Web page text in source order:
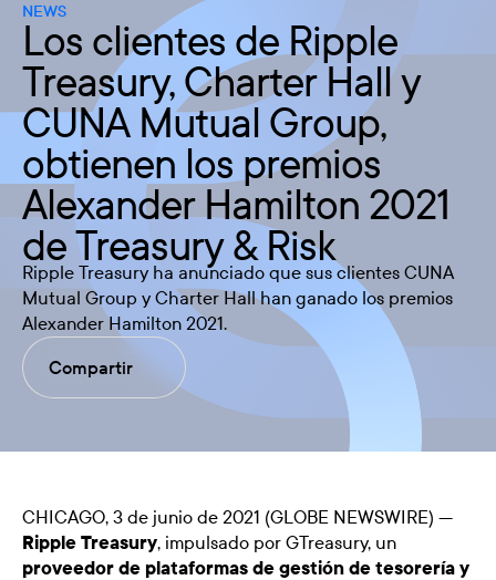
NEWS
Los clientes de Ripple
Treasury, Charter Hall y
CUNA Mutual Group,
obtienen los premios
Alexander Hamilton 2021
de Treasury & Risk
Ripple Treasury ha anunciado que sus clientes CUNA
Mutual Group y Charter Hall han ganado los premios
Alexander Hamilton 2021.
Compartir
CHICAGO, 3 de junio de 2021 (GLOBE NEWSWIRE) —
Ripple Treasury, impulsado por GTreasury, un
proveedor de plataformas de gestión de tesorería y